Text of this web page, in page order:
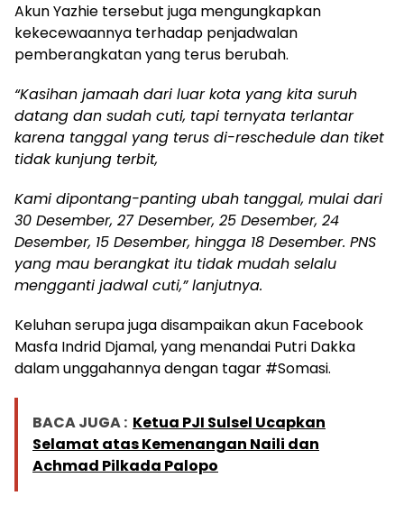
Akun Yazhie tersebut juga mengungkapkan
kekecewaannya terhadap penjadwalan
pemberangkatan yang terus berubah.
“Kasihan jamaah dari luar kota yang kita suruh
datang dan sudah cuti, tapi ternyata terlantar
karena tanggal yang terus di-reschedule dan tiket
tidak kunjung terbit,
Kami dipontang-panting ubah tanggal, mulai dari
30 Desember, 27 Desember, 25 Desember, 24
Desember, 15 Desember, hingga 18 Desember. PNS
yang mau berangkat itu tidak mudah selalu
mengganti jadwal cuti,” lanjutnya.
Keluhan serupa juga disampaikan akun Facebook
Masfa Indrid Djamal, yang menandai Putri Dakka
dalam unggahannya dengan tagar #Somasi.
BACA JUGA : Ketua PJI Sulsel Ucapkan
Selamat atas Kemenangan Naili dan
Achmad Pilkada Palopo